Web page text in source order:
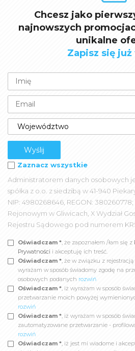
Chcesz jako
najnowszych
unikalne
Zapisz się już
Zaznacz wszystkie
Administratorem danych osobowych
spółka z o.o. z siedzibą w 41-940
NIP: 4980268646, REGON:
Rejonowym w Gliwicach, X Wydział
Rejestru Sądowego pod numerem
Oświadczam *, że zapoznałem /łam się z
Prywatności i akceptuję ich treść.
Oświadczam *, że w związku z
wyrażam w sposób świadomy zgodę na
osobowych podanych rozwiń
Oświadczam *, iż wyrażam w sposób
przetwarzanie moich powyżej
rozwiń
Oświadczam *, iż wyrażam w sposób
zautomatyzowane przetwarzanie -
rozwiń
Oświadczam *, iż jest mi wiadome i